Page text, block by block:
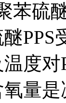
苯硫
度
量